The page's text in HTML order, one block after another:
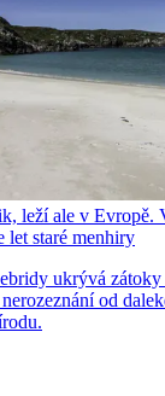
leží ale v Evropě.
let staré menhiry
ukrývá zátoky
od